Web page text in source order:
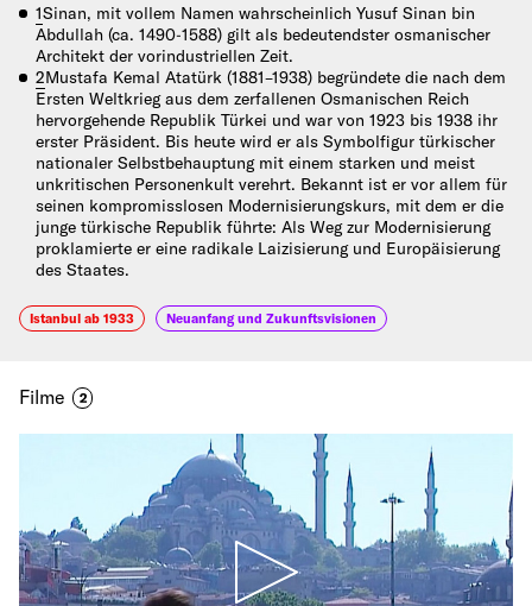
1Sinan, mit vollem Namen wahrscheinlich Yusuf Sinan bin
Abdullah (ca. 1490‑1588) gilt als bedeutendster osmanischer
Architekt der vorindustriellen Zeit.
2Mustafa Kemal Atatürk (1881–1938) begründete die nach dem
Ersten Weltkrieg aus dem zerfallenen Osmanischen Reich
hervorgehende Republik Türkei und war von 1923 bis 1938 ihr
erster Präsident. Bis heute wird er als Symbolfigur türkischer
nationaler Selbstbehauptung mit einem starken und meist
unkritischen Personenkult verehrt. Bekannt ist er vor allem für
seinen kompromisslosen Modernisierungskurs, mit dem er die
junge türkische Republik führte: Als Weg zur Modernisierung
proklamierte er eine radikale Laizisierung und Europäisierung
des Staates.
Istanbul ab 1933 Neuanfang und Zukunftsvisionen
Filme 2